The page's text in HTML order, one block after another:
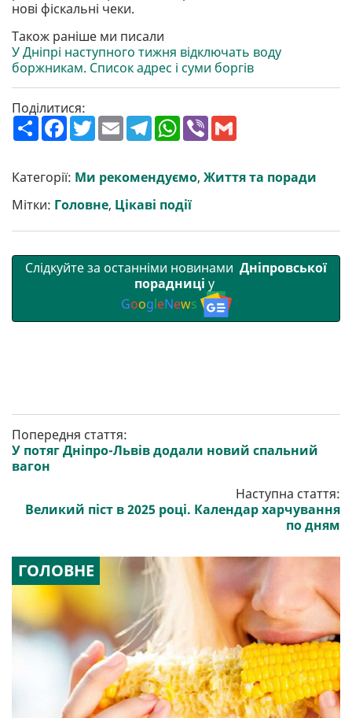
нові фіскальні чеки.
Також раніше ми писали
У Дніпрі наступного тижня відключать воду
боржникам. Список адрес і суми боргів
Поділитися:
П
о
р
и
т
и
F
a
b
o
o
k
T
w
e
r
E
m
l
T
e
g
r
a
m
W
h
s
A
p
p
V
r l
Категорії: Ми рекомендуємо, Життя та поради
Мітки: Головне, Цікаві події
Слідкуйте за останніми новинами Дніпровської
порадниці у
GoogleNews
Попередня стаття:
У потяг Дніпро-Львів додали новий спальний
вагон
Наступна стаття:
Великий піст в 2025 році. Календар харчування
по дням
ГОЛОВНЕ